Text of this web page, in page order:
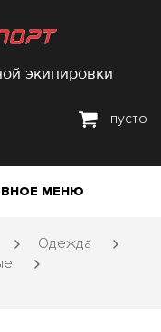
экипировки
пусто
МЕНЮ
Одежда